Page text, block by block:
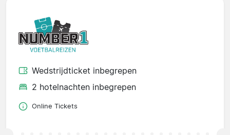
Wedstrijdticket inbegrepen
2 hotelnachten inbegrepen
Online Tickets